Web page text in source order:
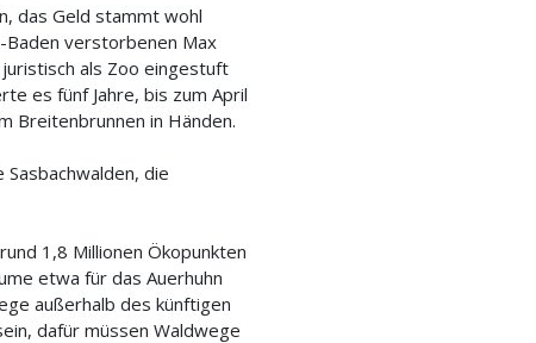
das Geld stammt wohl
Baden verstorbenen Max
als Zoo eingestuft
es fünf Jahre, bis zum April
Breitenbrunnen in Händen.
die
1,8 Millionen Ökopunkten
etwa für das Auerhuhn
außerhalb des künftigen
dafür müssen Waldwege